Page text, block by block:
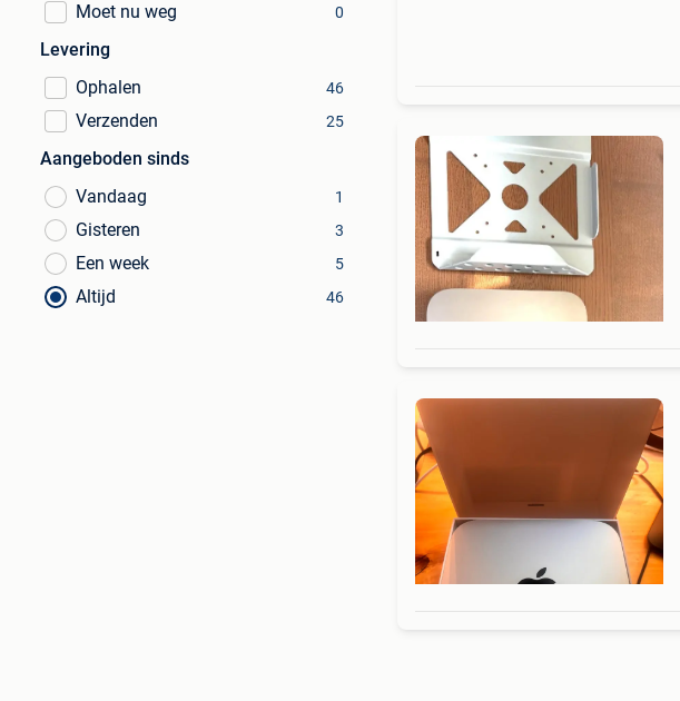
Moet nu weg
0
Levering
Ophalen
46
Verzenden 25
Aangeboden sinds
Vandaag
1
Gisteren 3
Een week 5
Altijd 46